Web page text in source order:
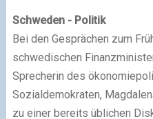
Schweden - Politik
Bei den Gesprächen zum
schwedischen
Sprecherin des
Sozialdemokraten,
zu einer bereits üblichen